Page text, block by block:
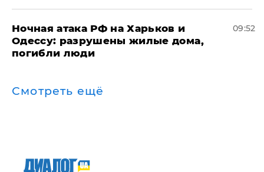
​Ночная атака РФ на Харьков и
Одессу: разрушены жилые дома,
погибли люди
09:52
Смотреть ещё